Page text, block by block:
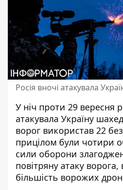
Росія вночі атакувала
У ніч проти 29 вересня
атакувала Україну
ворог використав 22
прицілом були чотири
сили оборони
повітряну атаку ворога,
більшість ворожих